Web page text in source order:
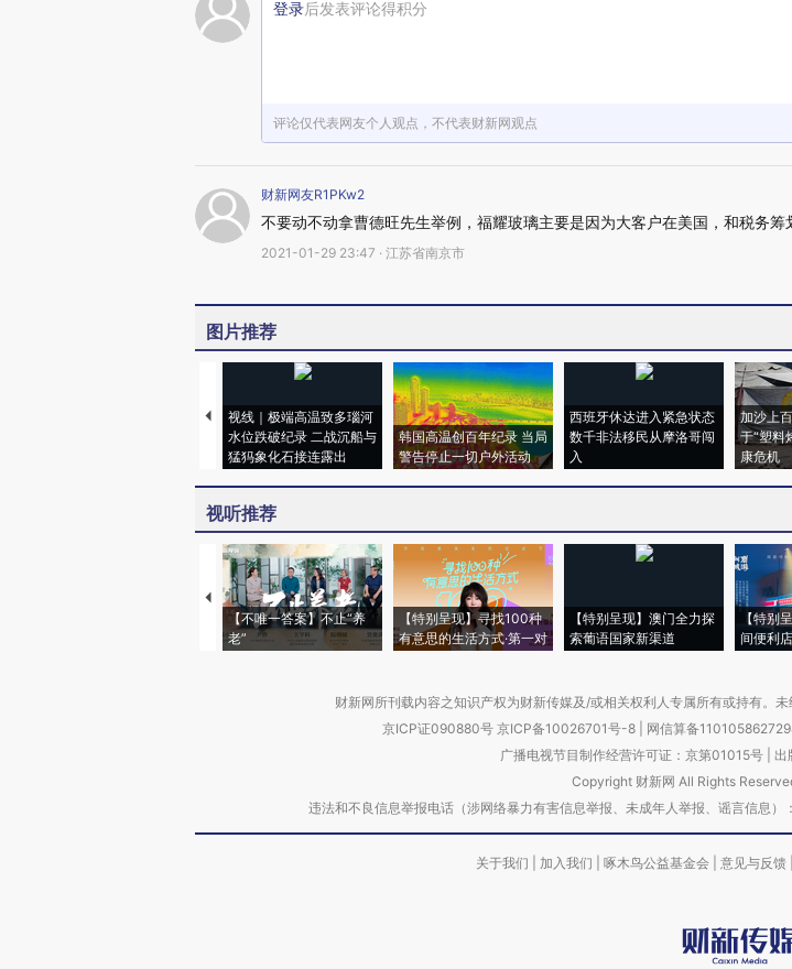
登录后发表评论得积分
评论仅代表网友个人观点，不代表财新网观点
财新网友R1PKw2
不要动不动拿曹德旺先生举例，福耀玻璃主要是因为大客户在美国，和税务筹
2021-01-29 23:47 · 江苏省南京市
图片推荐
视线｜极端高温致多瑙河
水位跌破纪录 二战沉船与
猛犸象化石接连露出
韩国高温创百年纪录 当局
警告停止一切户外活动
西班牙休达进入紧急状态
数千非法移民从摩洛哥闯
入
加沙上
于“塑料
康危机
视听推荐
【不唯一答案】不止“养
老”
【特别呈现】寻找100种
有意思的生活方式·第一对
【特别呈现】澳门全力探
索葡语国家新渠道
【特别
间便利
财新网所刊载内容之知识产权为财新传媒及/或相关权利人专属所有或持有。
京ICP证090880号 京ICP备10026701号-8 网信算备
广播电视节目制作经营许可证：京第01015号| 出
Copyright 财新网 All Rights
违法和不良信息举报电话（涉网络暴力有害信息举报、未成年人举报、谣言信
关于我们 加入我们 啄木鸟公益基金会 意见与反馈